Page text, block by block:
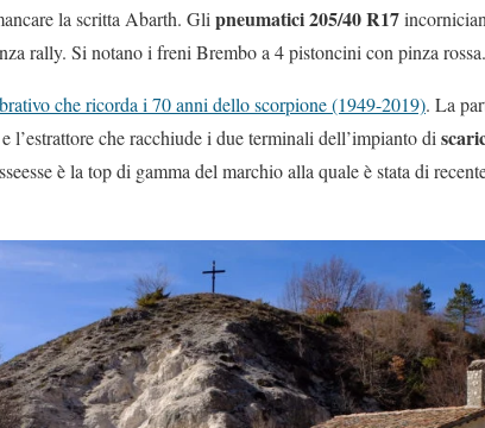
la scritta Abarth. Gli pneumatici 205/40 R17
rally. Si notano i freni Brembo a 4 pistoncini con pinza rossa.
che ricorda i 70 anni dello scorpione (1949-2019). La
l’estrattore che racchiude i due terminali dell’impianto di
è la top di gamma del marchio alla quale è stata di